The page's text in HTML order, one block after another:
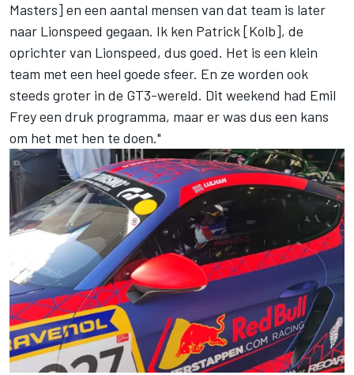
Masters] en een aantal mensen van dat team is later
naar Lionspeed gegaan. Ik ken Patrick [Kolb], de
oprichter van Lionspeed, dus goed. Het is een klein
team met een heel goede sfeer. En ze worden ook
steeds groter in de GT3-wereld. Dit weekend had Emil
Frey een druk programma, maar er was dus een kans
om het met hen te doen."